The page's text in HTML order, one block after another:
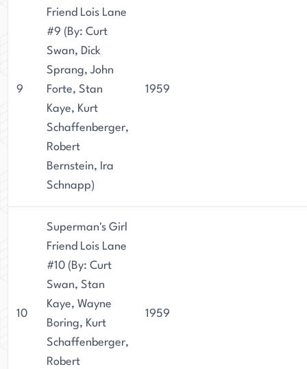
9
Friend Lois Lane
#9 (By: Curt
Swan, Dick
Sprang, John
Forte, Stan
Kaye, Kurt
Schaffenberger,
Robert
Bernstein, Ira
Schnapp)
1959
10
Superman's Girl
Friend Lois Lane
#10 (By: Curt
Swan, Stan
Kaye, Wayne
Boring, Kurt
Schaffenberger,
Robert
1959